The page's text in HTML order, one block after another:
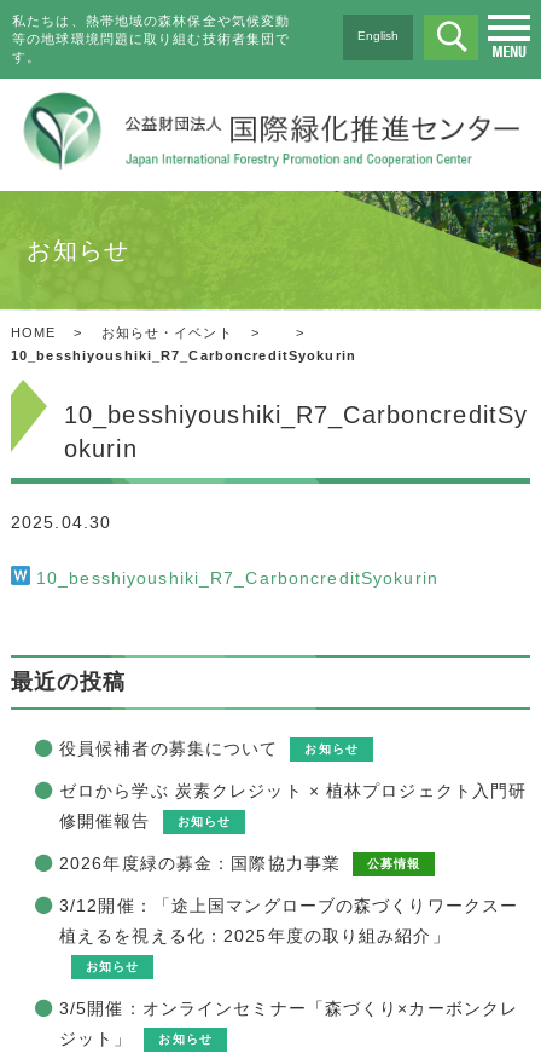
私たちは、熱帯地域の森林保全や気候変動
等の地球環境問題に取り組む技術者集団で
す。
English
お知らせ
HOME > お知らせ・イベント >
>
10_besshiyoushiki_R7_CarboncreditSyokurin
10_besshiyoushiki_R7_CarboncreditSy
okurin
2025.04.30
10_besshiyoushiki_R7_CarboncreditSyokurin
最近の投稿
役員候補者の募集について お知らせ
ゼロから学ぶ 炭素クレジット × 植林プロジェクト入門研
修開催報告
お知らせ
2026年度緑の募金：国際協力事業 公募情報
3/12開催：「途上国マングローブの森づくりワークスー
植えるを視える化：2025年度の取り組み紹介」
お知らせ
3/5開催：オンラインセミナー「森づくり×カーボンクレ
ジット」
お知らせ